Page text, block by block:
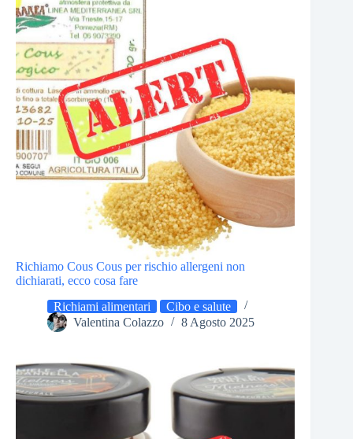
Richiamo Cous Cous per rischio allergeni non
dichiarati, ecco cosa fare
Richiami alimentari
Cibo e salute
Valentina Colazzo
8 Agosto 2025